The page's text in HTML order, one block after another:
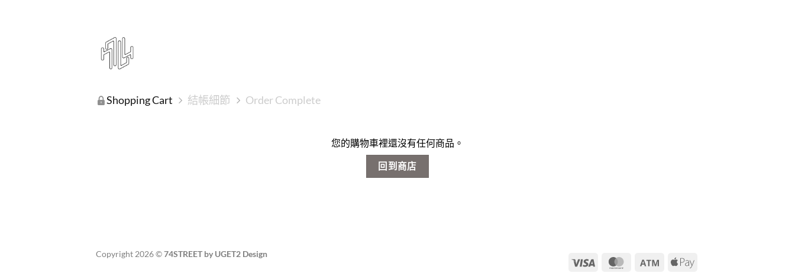
Shopping Cart 結帳細節 Order Complete
您的購物車裡還沒有任何商品。
回到商店
Copyright 2026 ©74STREET by UGET2 Design